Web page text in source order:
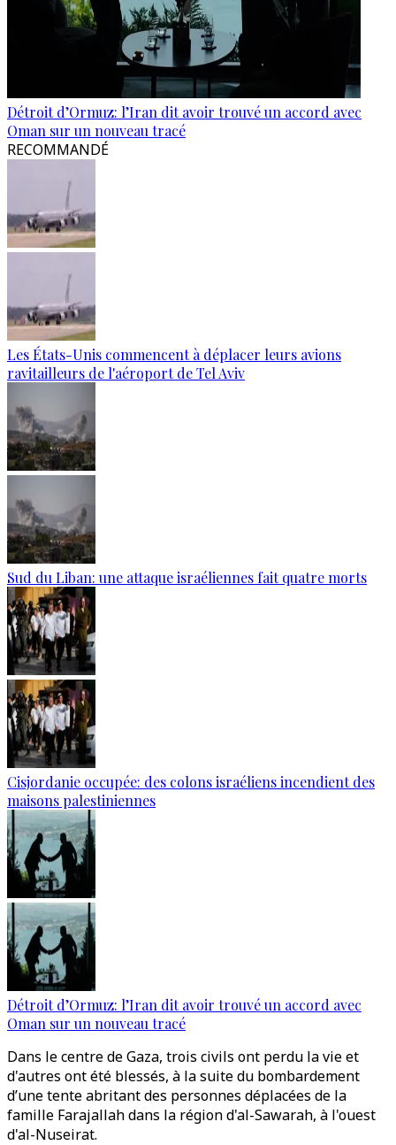
Détroit d’Ormuz: l’Iran dit avoir trouvé un accord avec
Oman sur un nouveau tracé
RECOMMANDÉ
Les États-Unis commencent à déplacer leurs avions
ravitailleurs de l'aéroport de Tel Aviv
Sud du Liban: une attaque israéliennes fait quatre morts
Cisjordanie occupée: des colons israéliens incendient des
maisons palestiniennes
Détroit d’Ormuz: l’Iran dit avoir trouvé un accord avec
Oman sur un nouveau tracé
Dans le centre de Gaza, trois civils ont perdu la vie et
d'autres ont été blessés, à la suite du bombardement
d’une tente abritant des personnes déplacées de la
famille Farajallah dans la région d'al-Sawarah, à l'ouest
d'al-Nuseirat.